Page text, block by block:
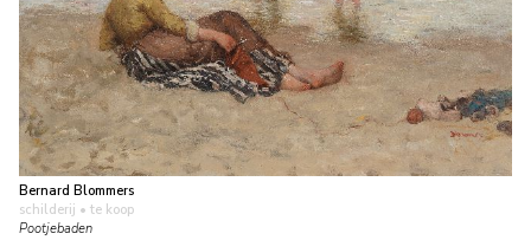
Bernard Blommers
schilderij • te koop
Pootjebaden